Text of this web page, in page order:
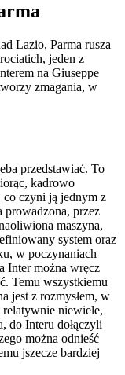
Lazio, Parma rusza
jeden z
na Giuseppe
zmagania, w
przedstawiać. To
kadrowo
co czyni ją jednym z
prowadzona, przez
maszyna,
system oraz
w poczynaniach
Inter można wręcz
Temu wszystkiemu
jest z rozmysłem, w
relatywnie niewiele,
do Interu dołączyli
można odnieść
jszecze bardziej